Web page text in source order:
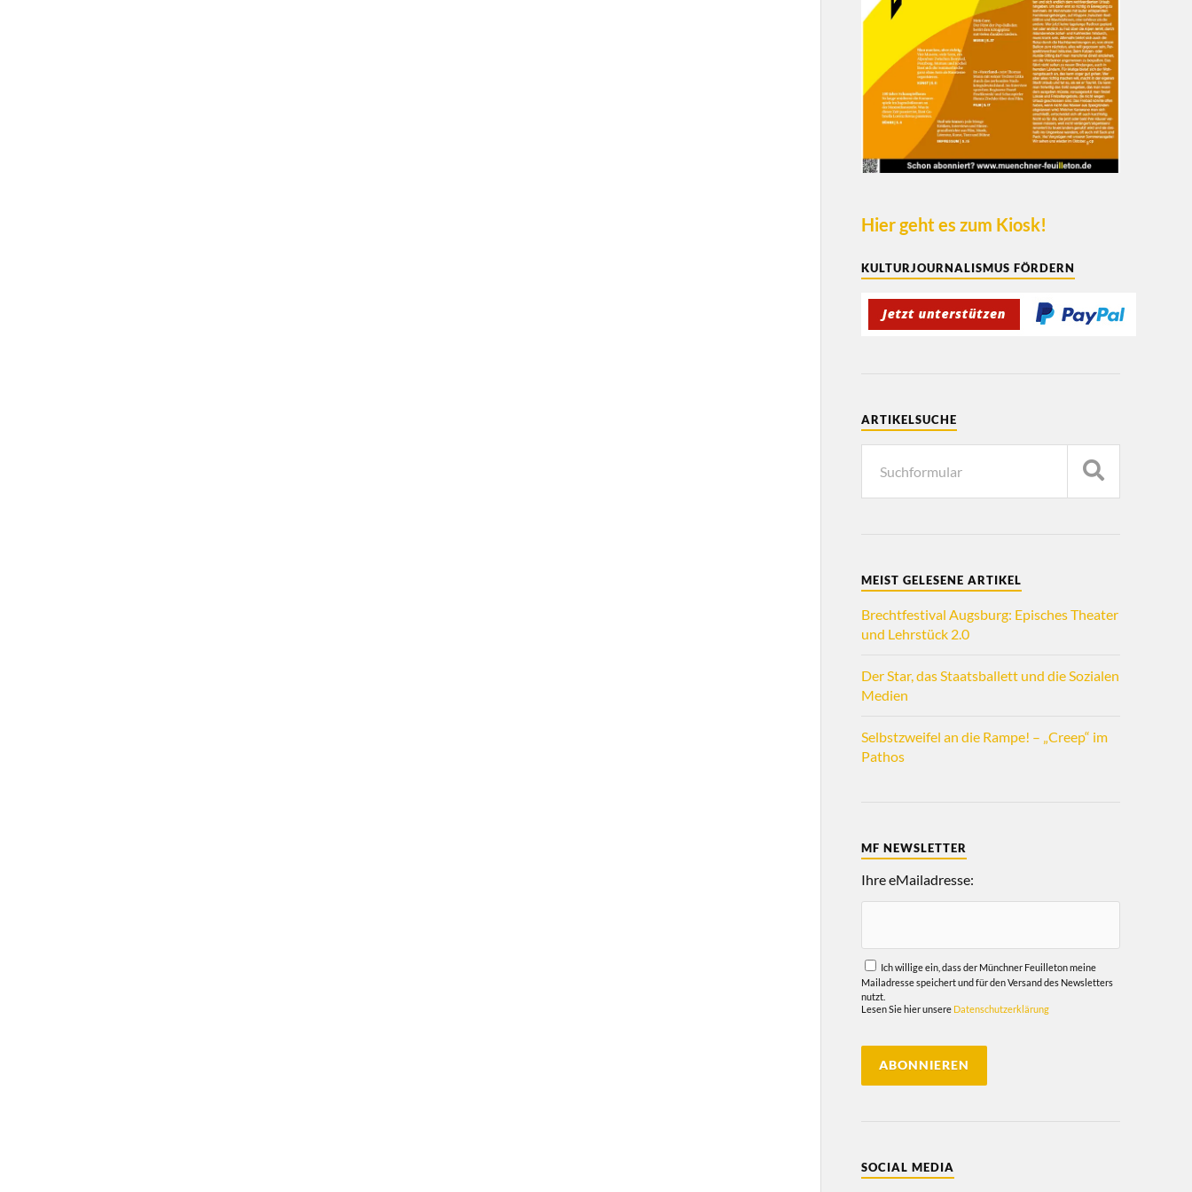
Hier geht es zum Kiosk!
KULTURJOURNALISMUS FÖRDERN
ARTIKELSUCHE
MEIST GELESENE ARTIKEL
Brechtfestival Augsburg: Episches Theater
und Lehrstück 2.0
Der Star, das Staatsballett und die Sozialen
Medien
Selbstzweifel an die Rampe! – „Creep“ im
Pathos
MF NEWSLETTER
Ihre eMailadresse:
Ich willige ein, dass der Münchner Feuilleton meine
Mailadresse speichert und für den Versand des Newsletters
nutzt.
Lesen Sie hier unsere Datenschutzerklärung
SOCIAL MEDIA